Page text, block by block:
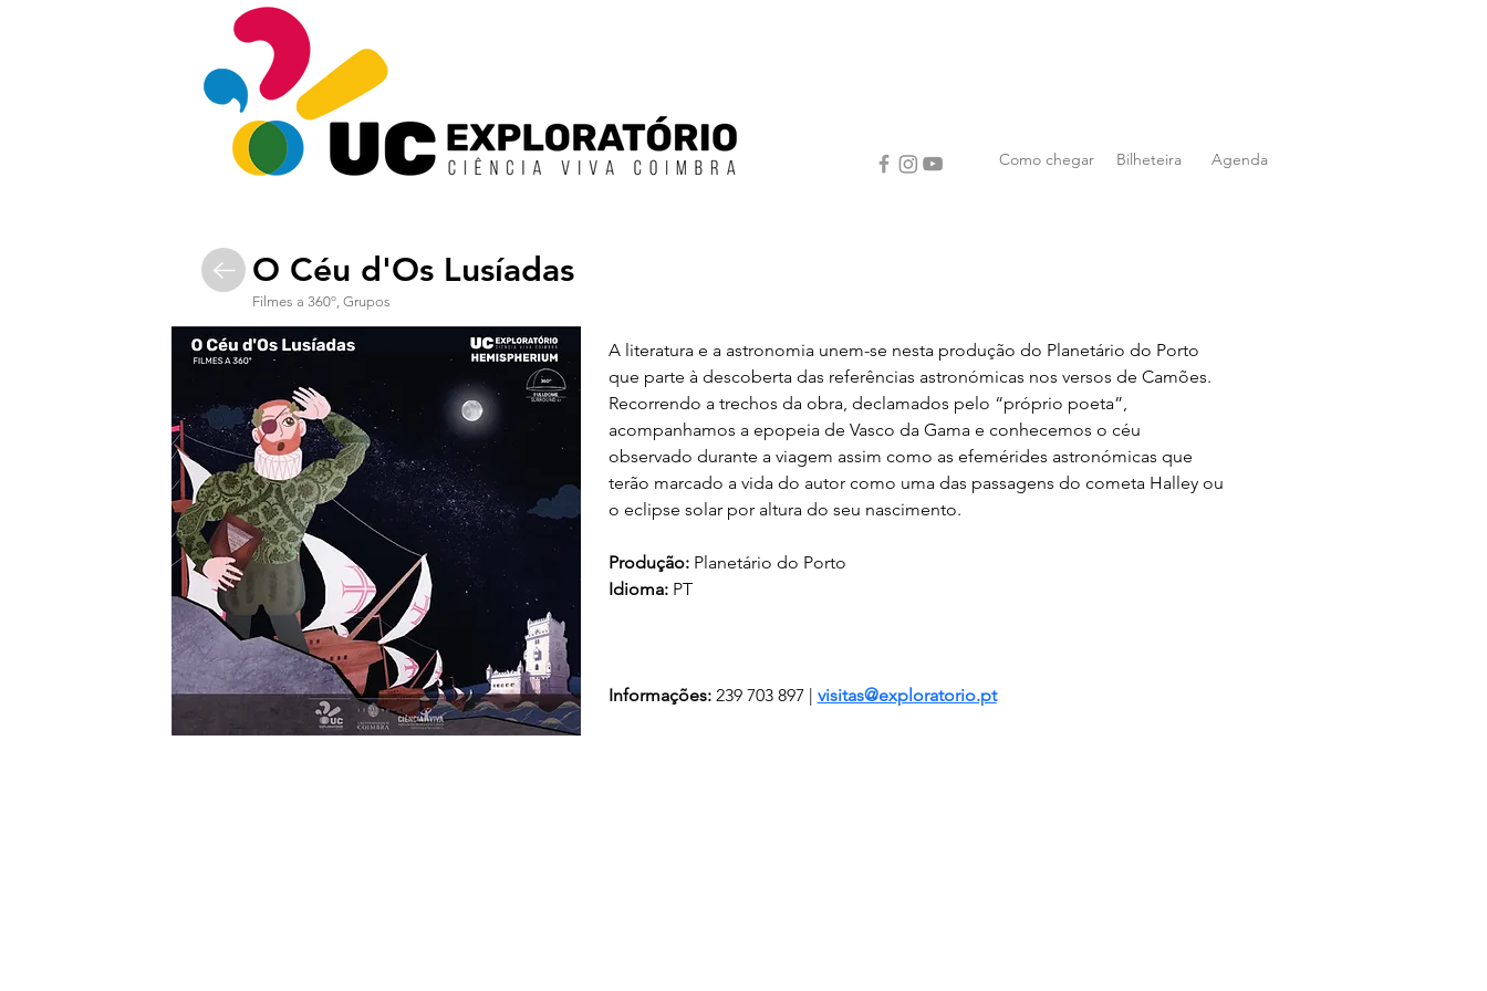
Como chegar Bilheteira Agenda
O Céu d'Os Lusíadas
Filmes a 360º, Grupos
A literatura e a astronomia unem-se nesta produção do Planetário do Porto
que parte à descoberta das referências astronómicas nos versos de Camões.
Recorrendo a trechos da obra, declamados pelo “próprio poeta”,
acompanhamos a epopeia de Vasco da Gama e conhecemos o céu
observado durante a viagem assim como as efemérides astronómicas que
terão marcado a vida do autor como uma das passagens do cometa Halley ou
o eclipse solar por altura do seu nascimento.
Produção: Planetário do Porto
Idioma: PT
Informações: 239 703 897 | visitas@exploratorio.pt